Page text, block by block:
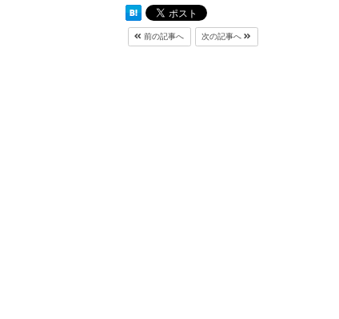
前の記事へ 次の記事へ